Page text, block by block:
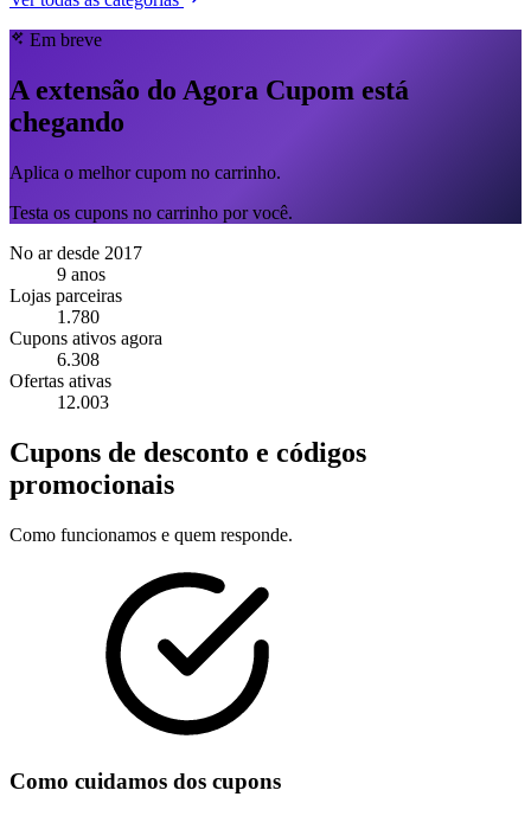
Em breve
A extensão do Agora Cupom está
chegando
Aplica o melhor cupom no carrinho.
Testa os cupons no carrinho por você.
No ar desde 2017
9 anos
Lojas parceiras
1.780
Cupons ativos agora
6.308
Ofertas ativas
12.003
Cupons de desconto e códigos
promocionais
Como funcionamos e quem responde.
Como cuidamos dos cupons